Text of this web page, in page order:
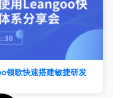
领歌快速搭建敏捷研发